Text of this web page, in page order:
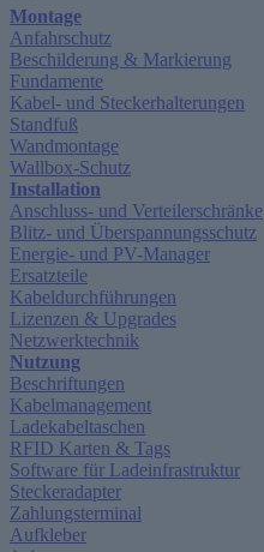
Montage
Anfahrschutz
Beschilderung & Markierung
Fundamente
Kabel- und Steckerhalterungen
Standfuß
Wandmontage
Wallbox-Schutz
Installation
Anschluss- und Verteilerschränke
Blitz- und Überspannungsschutz
Energie- und PV-Manager
Ersatzteile
Kabeldurchführungen
Lizenzen & Upgrades
Netzwerktechnik
Nutzung
Beschriftungen
Kabelmanagement
Ladekabeltaschen
RFID Karten & Tags
Software für Ladeinfrastruktur
Steckeradapter
Zahlungsterminal
Aufkleber